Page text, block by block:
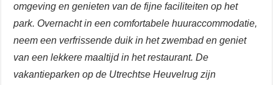
omgeving en genieten van de fijne faciliteiten op het
park. Overnacht in een comfortabele huuraccommodatie,
neem een verfrissende duik in het zwembad en geniet
van een lekkere maaltijd in het restaurant. De
vakantieparken op de Utrechtse Heuvelrug zijn